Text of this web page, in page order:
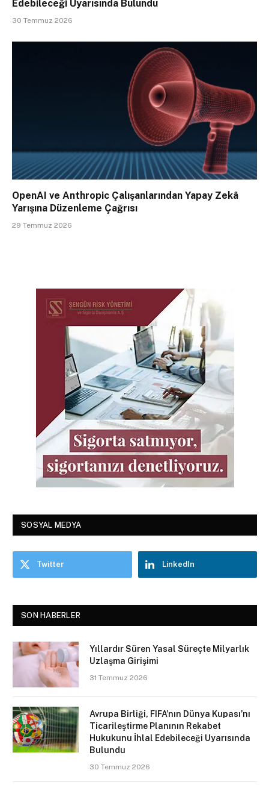
Edebileceği Uyarısında Bulundu
30 Temmuz 2026
OpenAI ve Anthropic Çalışanlarından Yapay Zekâ
Yarışına Düzenleme Çağrısı
29 Temmuz 2026
SOSYAL MEDYA
Twitter LinkedIn
SON HABERLER
Yıllardır Süren Yasal Süreçte Milyarlık
Uzlaşma Girişimi
31 Temmuz 2026
Avrupa Birliği, FIFA’nın Dünya Kupası’nı
Ticarileştirme Planının Rekabet
Hukukunu İhlal Edebileceği Uyarısında
Bulundu
30 Temmuz 2026